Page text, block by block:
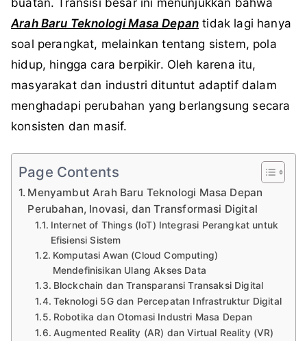
Arah Baru Teknologi Masa Depan tidak lagi hanya
soal perangkat, melainkan tentang sistem, pola
hidup, hingga cara berpikir. Oleh karena itu,
masyarakat dan industri dituntut adaptif dalam
menghadapi perubahan yang berlangsung secara
konsisten dan masif.
Page Contents
Menyambut Arah Baru Teknologi Masa Depan
Perubahan, Inovasi, dan Transformasi Digital
Internet of Things (IoT) Integrasi Perangkat untuk
Efisiensi Sistem
Komputasi Awan (Cloud Computing)
Mendefinisikan Ulang Akses Data
Blockchain dan Transparansi Transaksi Digital
Teknologi 5G dan Percepatan Infrastruktur Digital
Robotika dan Otomasi Industri Masa Depan
Augmented Reality (AR) dan Virtual Reality (VR)